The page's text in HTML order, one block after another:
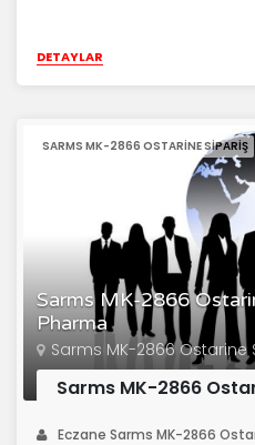
DETAYLAR
Sarms MK-2866
Pharma
SARMS MK-2866 OSTARINE SIPARIŞ
Sarms MK-2866 Ostarine
Sarms MK-2866
Eczane Sarms MK-2866